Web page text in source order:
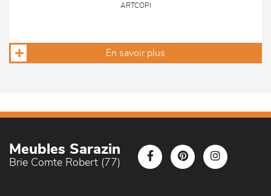
ARTCOPI
En savoir plus
Meubles Sarazin
Brie Comte Robert (77)